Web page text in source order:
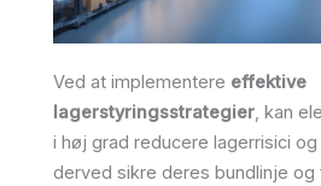
Ved at implementere effektive
lagerstyringsstrategier, kan
i høj grad reducere lagerrisici
derved sikre deres bundlinje og